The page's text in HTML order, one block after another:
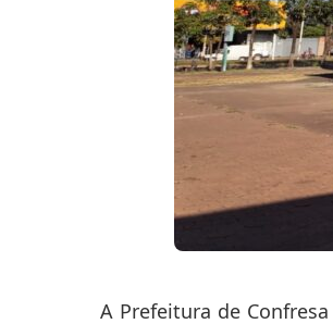
A Prefeitura de